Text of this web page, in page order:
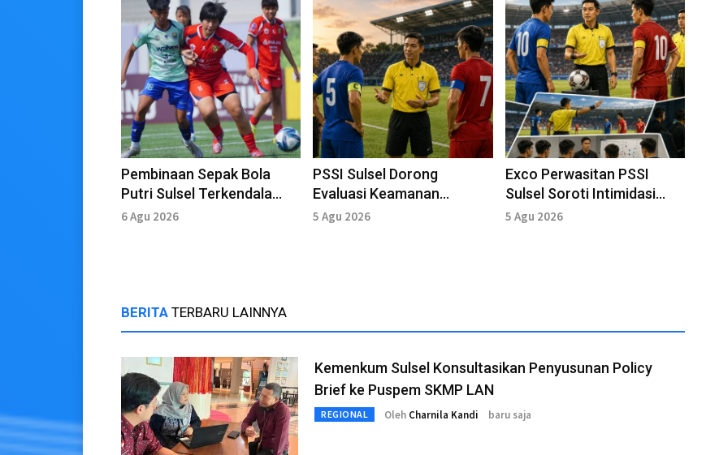
Pembinaan Sepak Bola
Putri Sulsel Terkendala
Fasilitas Latihan
6 Agu 2026
PSSI Sulsel Dorong
Evaluasi Keamanan
Perangkat Pertandingan
5 Agu 2026
Exco Perwasitan PSSI
Sulsel Soroti Intimidasi
Terhadap Wasit di
5 Agu 2026
BERITA TERBARU LAINNYA
Kemenkum Sulsel Konsultasikan Penyusunan Policy
Brief ke Puspem SKMP LAN
REGIONAL Oleh Charnila Kandi baru saja